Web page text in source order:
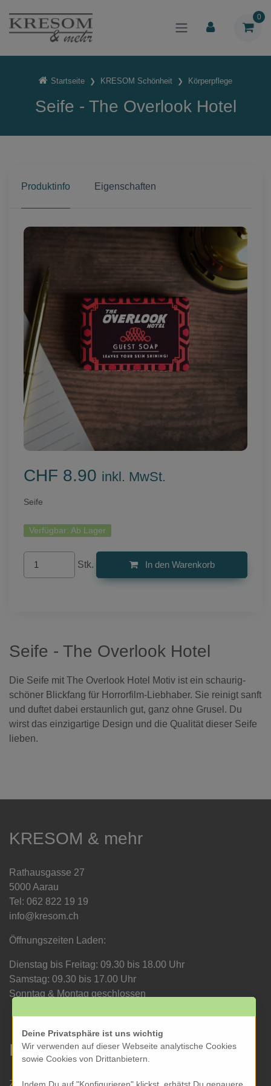
0
Startseite KRESOM Schönheit Körperpflege
Seife - The Overlook Hotel
Produktinfo Eigenschaften
CHF 8.90 inkl. MwSt.
Seife
Verfügbar: Ab Lager
Stk. In den Warenkorb
Seife - The Overlook Hotel
Die Seife mit The Overlook Hotel Motiv ist ein schaurig-
schöner Blickfang für Horrorfilm-Liebhaber. Sie reinigt sanft
und duftet dabei erstaunlich gut, ganz ohne Grusel. Du
wirst das einzigartige Design und die Qualität dieser Seife
lieben.
KRESOM & mehr
Rathausgasse 27
5000 Aarau
Tel: 062 822 19 19
info@kresom.ch
Öffnungszeiten Laden:
Dienstag bis Freitag: 09.30 bis 18.00 Uhr
Samstag: 09.30 bis 17.00 Uhr
Sonntag & Montag geschlossen
Informationen
Zahlung und Versand
Deine Privatsphäre ist uns wichtig
Wir verwenden auf dieser Webseite analytische Cookies
sowie Cookies von Drittanbietern.